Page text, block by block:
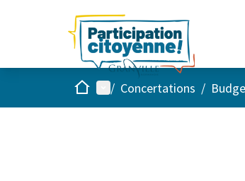
AccueilMenu principal
/ Concertations /